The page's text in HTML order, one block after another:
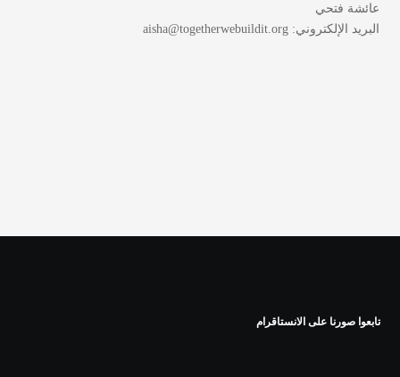
عائشة فتحي
البريد الإلكتروني: aisha@togetherwebuildit.org
تابعوا صورنا على الانستاقرام